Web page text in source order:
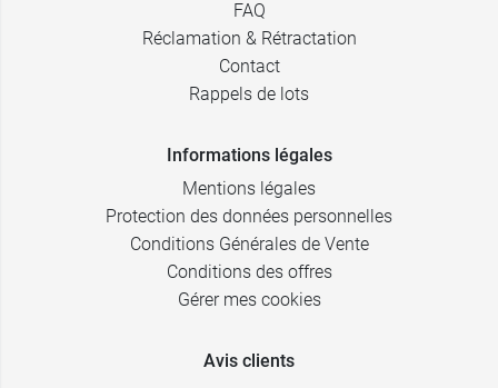
FAQ
Réclamation & Rétractation
Contact
Rappels de lots
Informations légales
Mentions légales
Protection des données personnelles
Conditions Générales de Vente
Conditions des offres
Gérer mes cookies
Avis clients